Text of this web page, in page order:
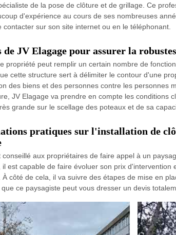
de la pose de clôture et de grillage. Ce
d'expérience au cours de ses nombreuses
contacter sur son site internet ou en le téléphonant.
de JV Elagage pour assurer la
propriété peut remplir un certain nombre de
cette structure sert à délimiter le contour d'une
des biens et des personnes contre les personnes
JV Elagage va prendre en compte les conditions
grande sur le scellage des poteaux et de sa
pratiques sur l'installation de
conseillé aux propriétaires de faire appel à un
il est capable de faire évoluer son prix
côté de cela, il va suivre des étapes de mise en
ce paysagiste peut vous dresser un devis